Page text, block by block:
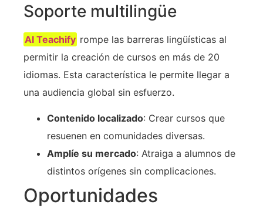
Soporte multilingüe
AI Teachify rompe las barreras lingüísticas al
permitir la creación de cursos en más de 20
idiomas. Esta característica le permite llegar a
una audiencia global sin esfuerzo.
Contenido localizado: Crear cursos que
resuenen en comunidades diversas.
Amplíe su mercado: Atraiga a alumnos de
distintos orígenes sin complicaciones.
Oportunidades